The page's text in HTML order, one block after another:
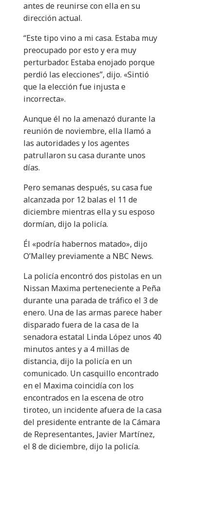
antes de reunirse con ella en su
dirección actual.
“Este tipo vino a mi casa. Estaba muy
preocupado por esto y era muy
perturbador. Estaba enojado porque
perdió las elecciones”, dijo. «Sintió
que la elección fue injusta e
incorrecta».
Aunque él no la amenazó durante la
reunión de noviembre, ella llamó a
las autoridades y los agentes
patrullaron su casa durante unos
días.
Pero semanas después, su casa fue
alcanzada por 12 balas el 11 de
diciembre mientras ella y su esposo
dormían, dijo la policía.
Él «podría habernos matado», dijo
O’Malley previamente a NBC News.
La policía encontró dos pistolas en un
Nissan Maxima perteneciente a Peña
durante una parada de tráfico el 3 de
enero. Una de las armas parece haber
disparado fuera de la casa de la
senadora estatal Linda López unos 40
minutos antes y a 4 millas de
distancia, dijo la policía en un
comunicado. Un casquillo encontrado
en el Maxima coincidía con los
encontrados en la escena de otro
tiroteo, un incidente afuera de la casa
del presidente entrante de la Cámara
de Representantes, Javier Martínez,
el 8 de diciembre, dijo la policía.